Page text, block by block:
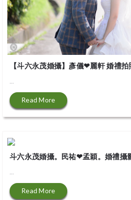
【斗六永茂婚攝】彥儀❤麗軒 婚禮
Read More
斗六永茂婚攝。民祐❤孟穎。婚禮攝
...
Read More